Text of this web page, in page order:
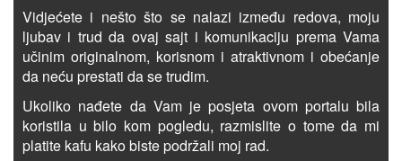
Vidjećete i nešto što se nalazi između redova, moju
ljubav i trud da ovaj sajt i komunikaciju prema Vama
učinim originalnom, korisnom i atraktivnom i obećanje
da neću prestati da se trudim.
Ukoliko nađete da Vam je posjeta ovom portalu bila
koristila u bilo kom pogledu, razmislite o tome da mi
platite kafu kako biste podržali moj rad.